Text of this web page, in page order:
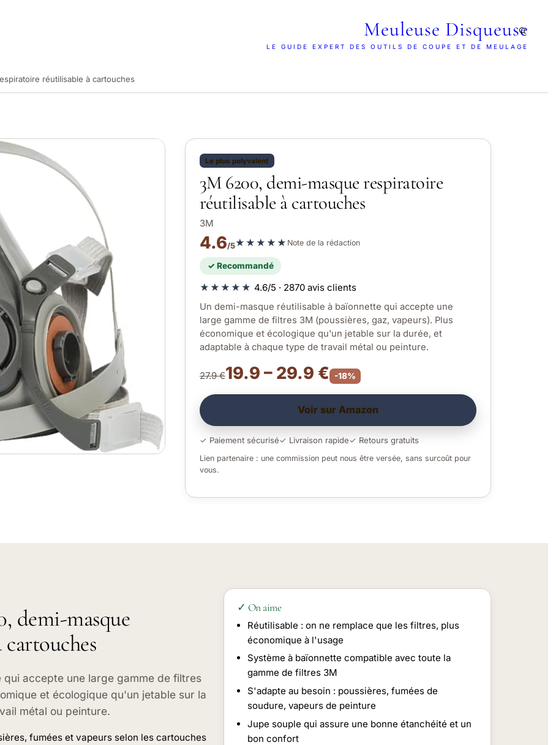
Meuleuse Disqueuse
LE GUIDE EXPERT DES OUTILS DE COUPE ET DE MEULAGE
réutilisable à cartouches
Le plus polyvalent
3M 6200, demi-masque respiratoire
réutilisable à cartouches
3M
4.6/5★★★★★ Note de la rédaction
✓ Recommandé
★★★★★ 4.6/5 · 2870 avis clients
Un demi-masque réutilisable à baïonnette qui accepte une
large gamme de filtres 3M (poussières, gaz, vapeurs). Plus
économique et écologique qu'un jetable sur la durée, et
adaptable à chaque type de travail métal ou peinture.
27.9 €19.9 – 29.9 € -18%
Voir sur Amazon
✓ Paiement sécurisé✓ Livraison rapide✓ Retours gratuits
Lien partenaire : une commission peut nous être versée, sans surcoût pour
vous.
demi-masque
accepte une large gamme de filtres
et écologique qu'un jetable sur la
métal ou peinture.
fumées et vapeurs selon les cartouches
✓ On aime
Réutilisable : on ne remplace que les filtres, plus
économique à l'usage
Système à baïonnette compatible avec toute la
gamme de filtres 3M
S'adapte au besoin : poussières, fumées de
soudure, vapeurs de peinture
Jupe souple qui assure une bonne étanchéité et un
bon confort